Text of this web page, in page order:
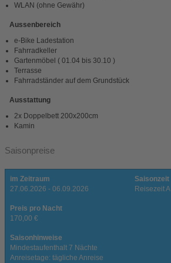
WLAN (ohne Gewähr)
Aussenbereich
e-Bike Ladestation
Fahrradkeller
Gartenmöbel ( 01.04 bis 30.10 )
Terrasse
Fahrradständer auf dem Grundstück
Ausstattung
2x Doppelbett 200x200cm
Kamin
Saisonpreise
im Zeitraum
27.06.2026 - 06.09.2026
Saisonzeit
Reisezeit A
Preis pro Nacht
170,00 €
Saisonhinweise
Mindestaufenthalt 7 Nächte
Anreisetage: tägliche Anreise